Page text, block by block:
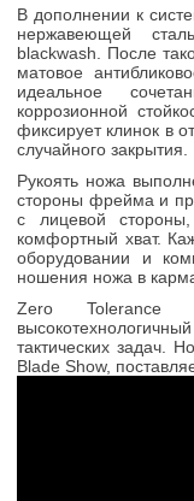
В дополнении к
нержавеющей
blackwash. После
матовое
идеальное
коррозионной
фиксирует клинок в
случайного закрытия.
Рукоять ножа
стороны фрейма и
с лицевой
комфортный хват.
оборудовании и
ношения ножа в
Zero Tolerance
тактических задач.
Blade Show,